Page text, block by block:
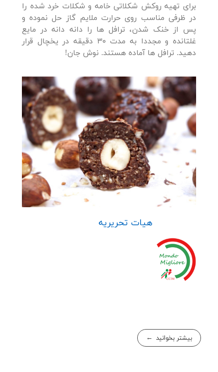
برای تهیه روکش شکلاتی خامه و شکلات خرد شده را
در ظرفی مناسب روی حرارت ملایم گاز حل نموده و
پس از خنک شدن، ترافل ها را دانه دانه در مایع
غلتانده و مجددا به مدت 30 دقیقه در یخچال قرار
دهید. ترافل ها آماده هستند. نوش جان!
هیات تحریریه
بیشتر بخوانید